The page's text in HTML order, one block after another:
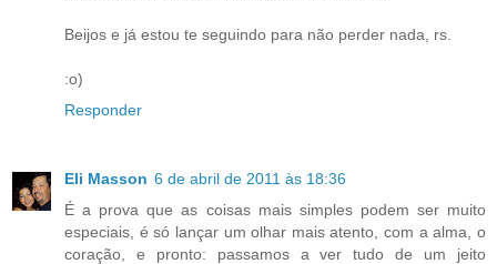
Beijos e já estou te seguindo para não perder nada, rs.
:o)
Responder
Eli Masson 6 de abril de 2011 às 18:36
É a prova que as coisas mais simples podem ser muito
especiais, é só lançar um olhar mais atento, com a alma, o
coração, e pronto: passamos a ver tudo de um jeito